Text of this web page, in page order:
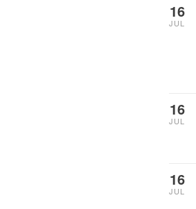
16
JUL
16
JUL
16
JUL